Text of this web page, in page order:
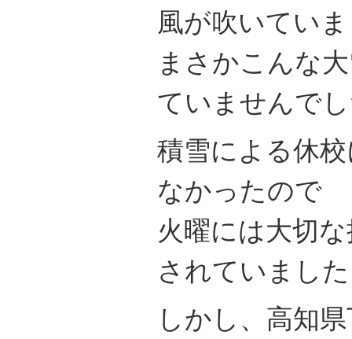
風が吹いてい
まさかこんな
ていませんで
積雪による休
なかったので
火曜には大切
されていまし
しかし、高知